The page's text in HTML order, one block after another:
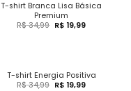
T-shirt Branca Lisa Básica
Premium
R$34,99 R$ 19,99
T-shirt Energia Positiva
R$34,99 R$ 19,99